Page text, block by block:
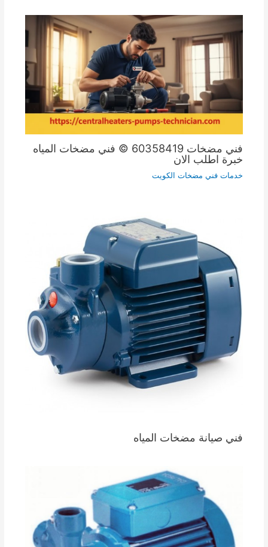
فني مضخات 60358419 © فني مضخات المياه
خبرة اطلب الان
خدمات فني مضخات الكويت
فني صيانة مضخات المياه